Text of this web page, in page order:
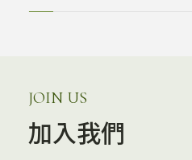
JOIN US
加入我們